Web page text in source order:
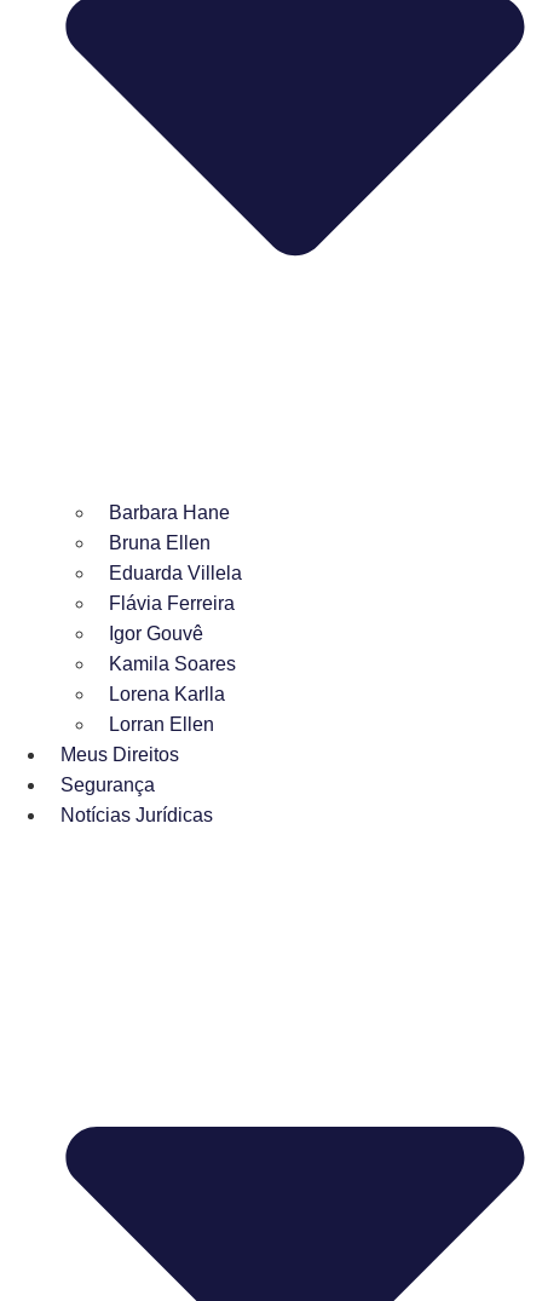
Barbara Hane
Bruna Ellen
Eduarda Villela
Flávia Ferreira
Igor Gouvê
Kamila Soares
Lorena Karlla
Lorran Ellen
Meus Direitos
Segurança
Notícias Jurídicas